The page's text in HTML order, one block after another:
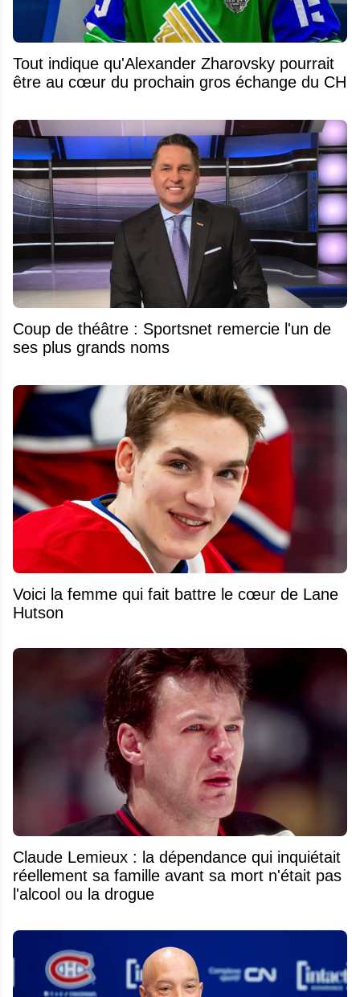
Tout indique qu'Alexander Zharovsky pourrait
être au cœur du prochain gros échange du CH
Coup de théâtre : Sportsnet remercie l'un de
ses plus grands noms
Voici la femme qui fait battre le cœur de Lane
Hutson
Claude Lemieux : la dépendance qui inquiétait
réellement sa famille avant sa mort n'était pas
l'alcool ou la drogue